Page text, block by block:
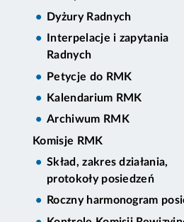
Dyżury Radnych
Interpelacje i zapytania
Radnych
Petycje do RMK
Kalendarium RMK
Archiwum RMK
Komisje RMK
Skład, zakres działania,
protokoły posiedzeń
Roczny harmonogram